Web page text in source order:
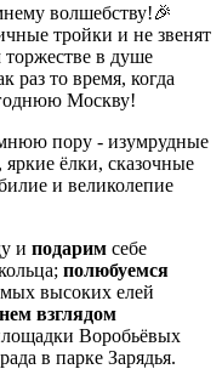
волшебству!🎉
тройки и не звенят
в душе
раз то время, когда
Москву!
пору - изумрудные
ёлки, сказочные
и великолепие
и подарим себе
полюбуемся
высоких елей
взглядом
Воробьёвых
в парке Зарядья.